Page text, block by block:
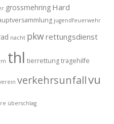
grossmehring Hard
jugendfeuerwehr
nacht pkwrettungsdienst
thl tierrettungtragehilfe
verkehrsunfallvu
überschlag